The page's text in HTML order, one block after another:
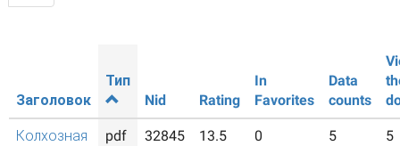
Заголовок
Тип
Nid
Rating
In
Favorites
Data
counts
Колхозная
pdf 32845 13.5 0 5 5